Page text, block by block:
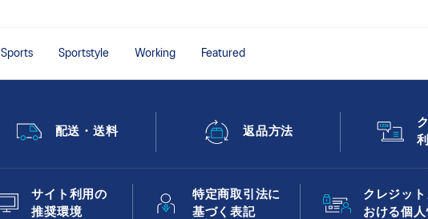
Sports Sportstyle Working Featured
配送・送料 返品方法
サイト利用の
推奨環境
特定商取引法に
基づく表記
クレジッ
おける個